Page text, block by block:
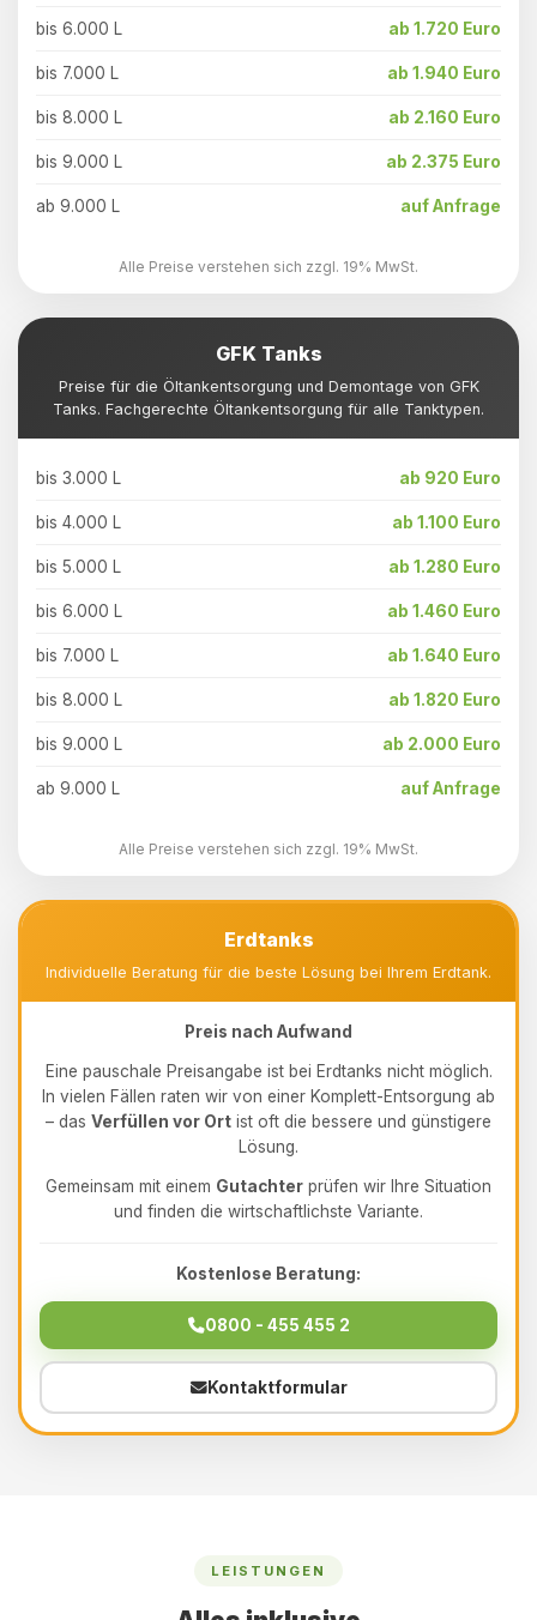
bis 6.000 L ab 1.720 Euro
bis 7.000 L ab 1.940 Euro
bis 8.000 L ab 2.160 Euro
bis 9.000 L ab 2.375 Euro
ab 9.000 L auf Anfrage
Alle Preise verstehen sich zzgl. 19% MwSt.
GFK Tanks
Preise für die Öltankentsorgung und Demontage von GFK
Tanks. Fachgerechte Öltankentsorgung für alle Tanktypen.
bis 3.000 L ab 920 Euro
bis 4.000 L ab 1.100 Euro
bis 5.000 L ab 1.280 Euro
bis 6.000 L ab 1.460 Euro
bis 7.000 L ab 1.640 Euro
bis 8.000 L ab 1.820 Euro
bis 9.000 L ab 2.000 Euro
ab 9.000 L auf Anfrage
Alle Preise verstehen sich zzgl. 19% MwSt.
Erdtanks
Individuelle Beratung für die beste Lösung bei Ihrem Erdtank.
Preis nach Aufwand
Eine pauschale Preisangabe ist bei Erdtanks nicht möglich.
In vielen Fällen raten wir von einer Komplett-Entsorgung ab
– das Verfüllen vor Ort ist oft die bessere und günstigere
Lösung.
Gemeinsam mit einem Gutachter prüfen wir Ihre Situation
und finden die wirtschaftlichste Variante.
Kostenlose Beratung:
0800 - 455 455 2
Kontaktformular
LEISTUNGEN